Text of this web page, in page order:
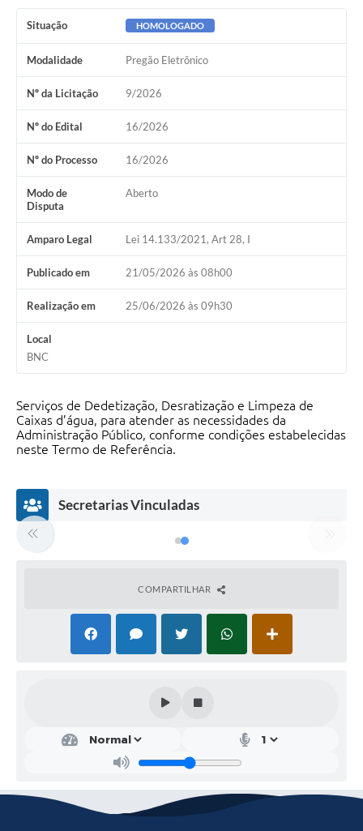
Portal da Transparência
A Nossa Cidade
Galeria de Fotos
Audiências Públicas
Arquivos para Download
A Prefeitura
Carta de Serviços
Galeria de Vídeos
Projetos
Legislação
Editais
Telefones Úteis
Situação HOMOLOGADO
Modalidade Pregão Eletrônico
Nº da Licitação 9/2026
Nº do Edital 16/2026
Nº do Processo 16/2026
Modo de
Disputa
Aberto
Amparo Legal Lei 14.133/2021, Art 28, I
Publicado em 21/05/2026 às 08h00
Realização em 25/06/2026 às 09h30
Local
BNC
Serviços de Dedetização, Desratização e Limpeza de
Caixas d’água, para atender as necessidades da
Administração Público, conforme condições estabelecidas
neste Termo de Referência.
Secretarias Vinculadas
de
ia
Sani
COMPARTILHAR